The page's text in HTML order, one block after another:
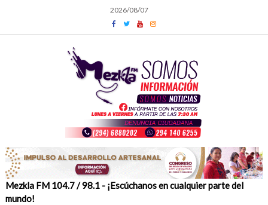
content
2026/08/07
Mezkla FM 104.7 / 98.1 - ¡Escúchanos en cualquier parte del
mundo!